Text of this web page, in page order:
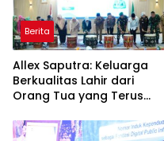
Berita
Allex Saputra: Keluarga
Berkualitas Lahir dari
Orang Tua yang Terus